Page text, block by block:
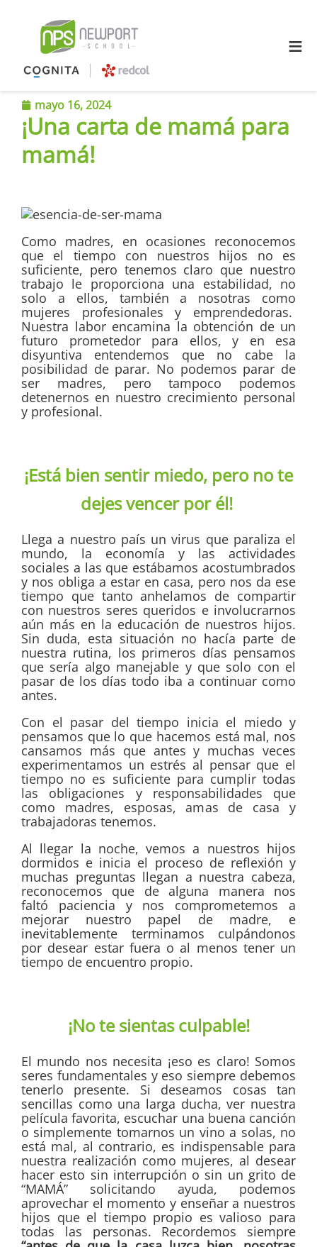
≡
mayo 16, 2024
¡Una carta de mamá para
mamá!
Como madres, en ocasiones reconocemos
que el tiempo con nuestros hijos no es
suficiente, pero tenemos claro que nuestro
trabajo le proporciona una estabilidad, no
solo a ellos, también a nosotras como
mujeres profesionales y emprendedoras.
Nuestra labor encamina la obtención de un
futuro prometedor para ellos, y en esa
disyuntiva entendemos que no cabe la
posibilidad de parar. No podemos parar de
ser madres, pero tampoco podemos
detenernos en nuestro crecimiento personal
y profesional.
¡Está bien sentir miedo, pero no te
dejes vencer por él!
Llega a nuestro país un virus que paraliza el
mundo, la economía y las actividades
sociales a las que estábamos acostumbrados
y nos obliga a estar en casa, pero nos da ese
tiempo que tanto anhelamos de compartir
con nuestros seres queridos e involucrarnos
aún más en la educación de nuestros hijos.
Sin duda, esta situación no hacía parte de
nuestra rutina, los primeros días pensamos
que sería algo manejable y que solo con el
pasar de los días todo iba a continuar como
antes.
Con el pasar del tiempo inicia el miedo y
pensamos que lo que hacemos está mal, nos
cansamos más que antes y muchas veces
experimentamos un estrés al pensar que el
tiempo no es suficiente para cumplir todas
las obligaciones y responsabilidades que
como madres, esposas, amas de casa y
trabajadoras tenemos.
Al llegar la noche, vemos a nuestros hijos
dormidos e inicia el proceso de reflexión y
muchas preguntas llegan a nuestra cabeza,
reconocemos que de alguna manera nos
faltó paciencia y nos comprometemos a
mejorar nuestro papel de madre, e
inevitablemente terminamos culpándonos
por desear estar fuera o al menos tener un
tiempo de encuentro propio.
¡No te sientas culpable!
El mundo nos necesita ¡eso es claro! Somos
seres fundamentales y eso siempre debemos
tenerlo presente. Si deseamos cosas tan
sencillas como una larga ducha, ver nuestra
película favorita, escuchar una buena canción
o simplemente tomarnos un vino a solas, no
está mal, al contrario, es indispensable para
nuestra realización como mujeres, al desear
hacer esto sin interrupción o sin un grito de
“MAMÁ” solicitando ayuda, podemos
aprovechar el momento y enseñar a nuestros
hijos que el tiempo propio es valioso para
todas las personas. Recordemos siempre